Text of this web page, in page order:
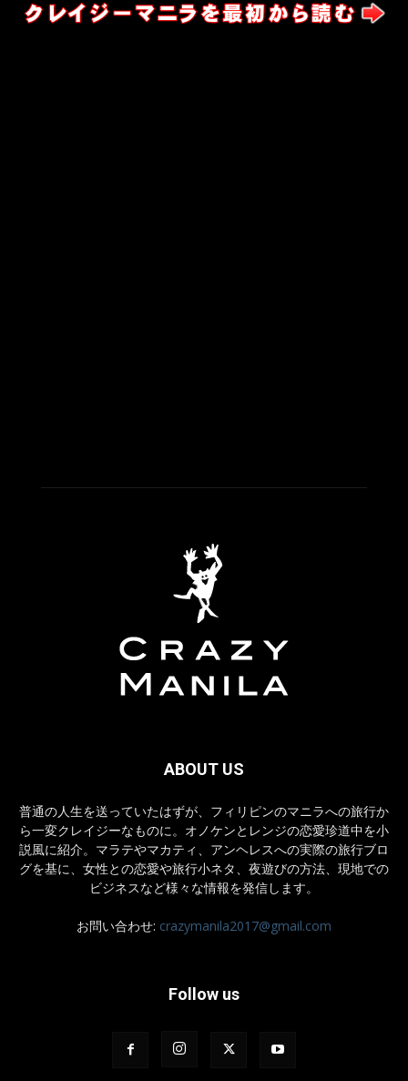
ABOUT US
普通の人生を送っていたはずが、フィリピンのマニラへの旅行か
ら一変クレイジーなものに。オノケンとレンジの恋愛珍道中を小
説風に紹介。マラテやマカティ、アンヘレスへの実際の旅行ブロ
グを基に、女性との恋愛や旅行小ネタ、夜遊びの方法、現地での
ビジネスなど様々な情報を発信します。
お問い合わせ: crazymanila2017@gmail.com
Follow us